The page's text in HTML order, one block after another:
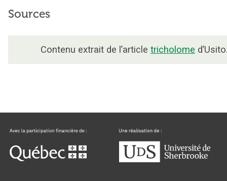
Sources
Contenu extrait de l’article tricholome